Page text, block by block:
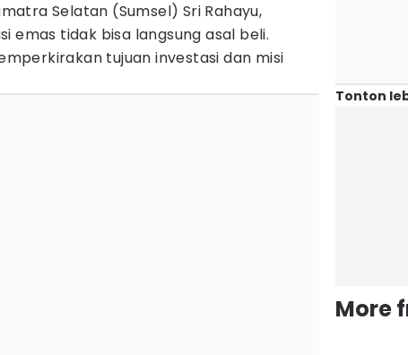
Selatan (Sumsel) Sri Rahayu,
emas tidak bisa langsung asal beli.
tujuan investasi dan misi
Tonton
More